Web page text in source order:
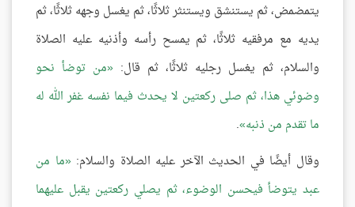
يتمضمض، ثم يستنشق ويستنثر ثلاثًا، ثم يغسل وجهه ثلاثًا، ثم
يديه مع مرفقيه ثلاثًا، ثم يمسح رأسه وأذنيه عليه الصلاة
والسلام، ثم يغسل رجليه ثلاثًا، ثم قال:
من توضأ نحو
وضوئي هذا، ثم صلى ركعتين لا يحدث فيما نفسه غفر الله له
ما تقدم من ذنبه .
وقال أيضًا في الحديث الآخر عليه الصلاة والسلام: ما من
عبد يتوضأ فيحسن الوضوء، ثم يصلي ركعتين يقبل عليهما